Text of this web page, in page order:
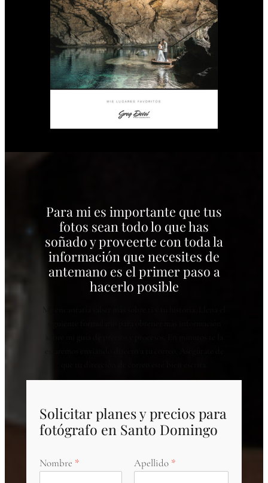
Para mi es importante que tus
fotos sean todo lo que has
soñado y proveerte con toda la
información que necesites de
antemano es el primer paso a
hacerlo posible
Solicitar planes y precios para
fotógrafo en Santo Domingo
Nombre Apellido